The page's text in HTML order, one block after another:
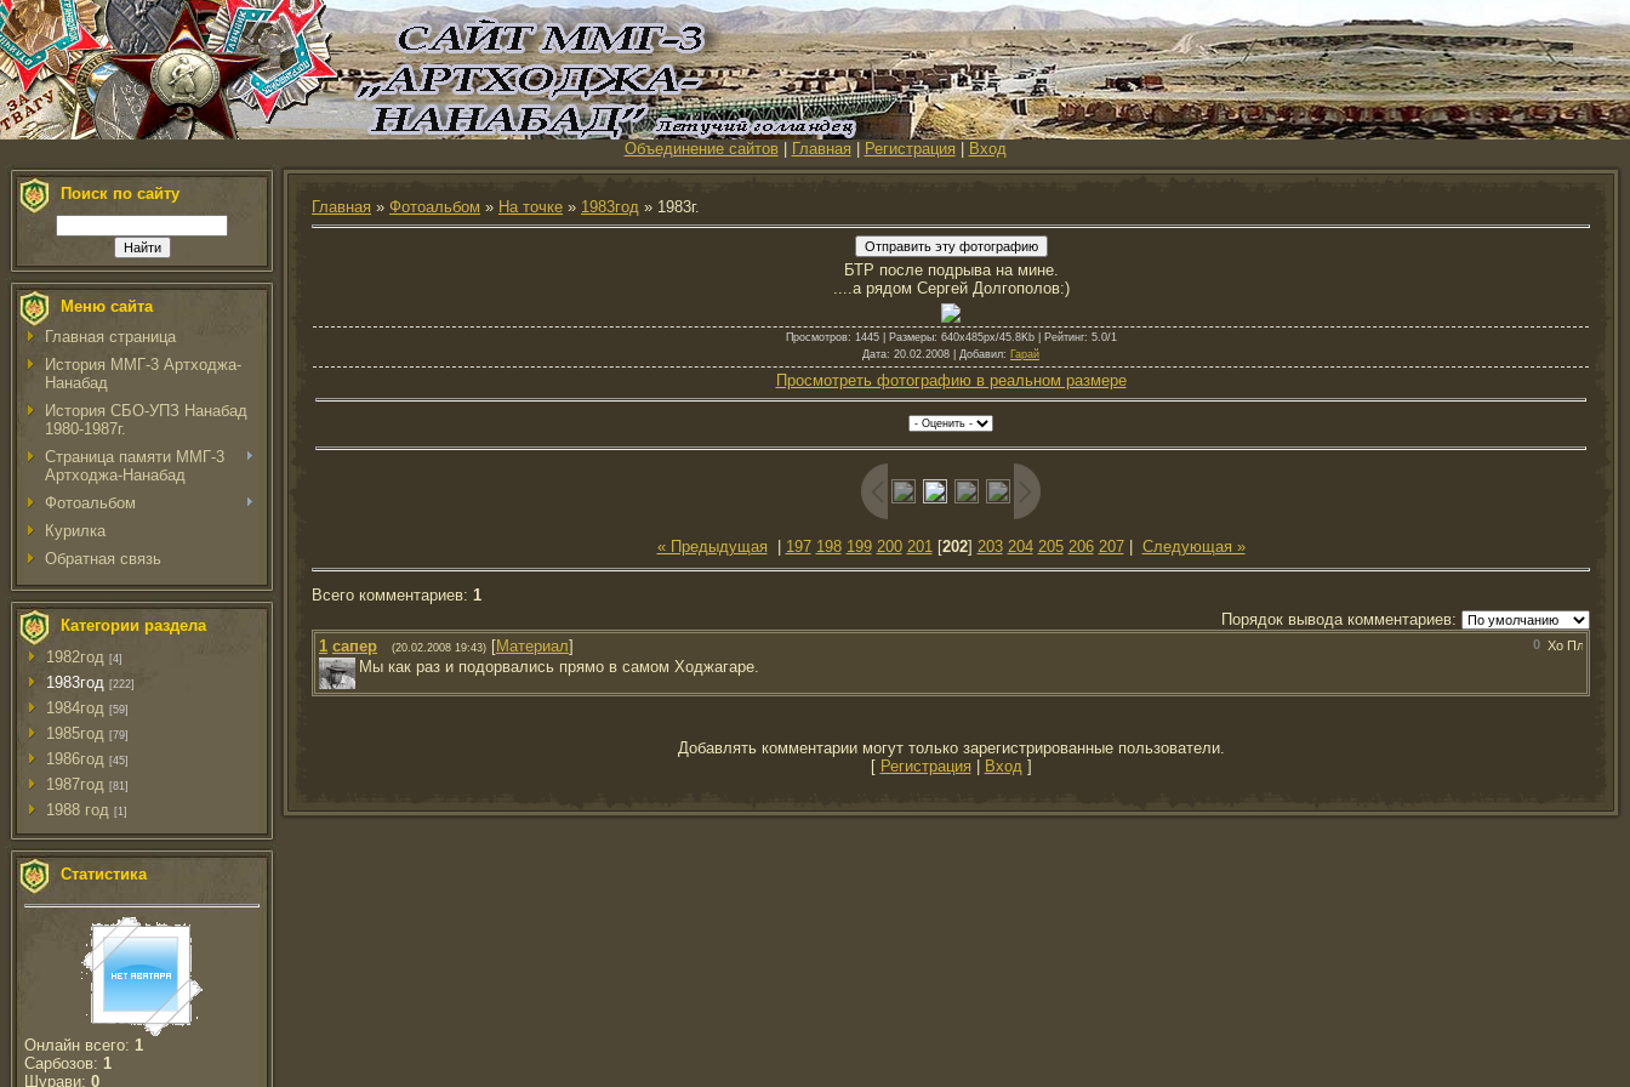
Объединение сайтов| Главная Регистрация Вход
Поиск по сайту
Меню сайта
Главная страница
История ММГ-3 Артходжа-
Нанабад
История СБО-УПЗ Нанабад
1980-1987г.
Страница памяти ММГ-3
Артходжа-Нанабад
Фотоальбом
Курилка
Обратная связь
Категории раздела
1982год [4]
1983год [222]
1984год [59]
1985год [79]
1986год [45]
1987год [81]
1988 год [1]
Статистика
Онлайн всего: 1
Сарбозов: 1
Шурави: 0
Главная » Фотоальбом » На точке » 1983год » 1983г.
БТР после подрыва на мине.
....а рядом Сергей Долгополов:)
Просмотров: 1445 | Размеры: 640x485px/45.8Kb | Рейтинг: 5.0/1
Дата: 20.02.2008 | Добавил: Гарай
Просмотреть фотографию в реальном размере
« Предыдущая 197 198 199 200 201[202] 203 204 205 206 207| Следующая »
Всего комментариев: 1
Порядок вывода комментариев:
0
1 сапер (20.02.2008 19:43) [Материал]
Мы как раз и подорвались прямо в самом Ходжагаре.
Добавлять комментарии могут только зарегистрированные пользователи.
[ Регистрация | Вход ]